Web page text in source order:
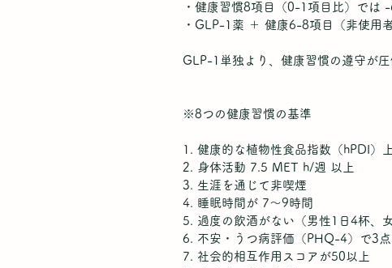
・健康習慣8項目（0-1項目比）では -
・GLP-1薬 ＋ 健康6-8項目（非使用
GLP-1単独より、健康習慣の遵守が
※8つの健康習慣の基準
1. 健康的な植物性食品指数（hPDI）
2. 身体活動 7.5 MET h/週 以上
3. 生涯を通じて非喫煙
4. 睡眠時間が 7〜9時間
5. 過度の飲酒がない（男性1日4杯、
6. 不安・うつ病評価（PHQ-4）で3
7. 社会的相互作用スコアが50以上